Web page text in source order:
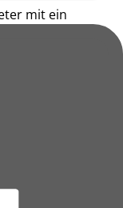
mit ein